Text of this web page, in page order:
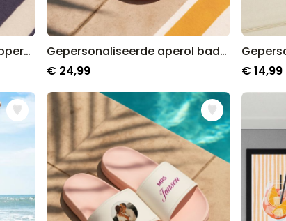
Gepersonaliseerde badslippers met twee regels
Gepersonaliseerde aperol badslippers met jaartal
€ 24,99
€ 14,99